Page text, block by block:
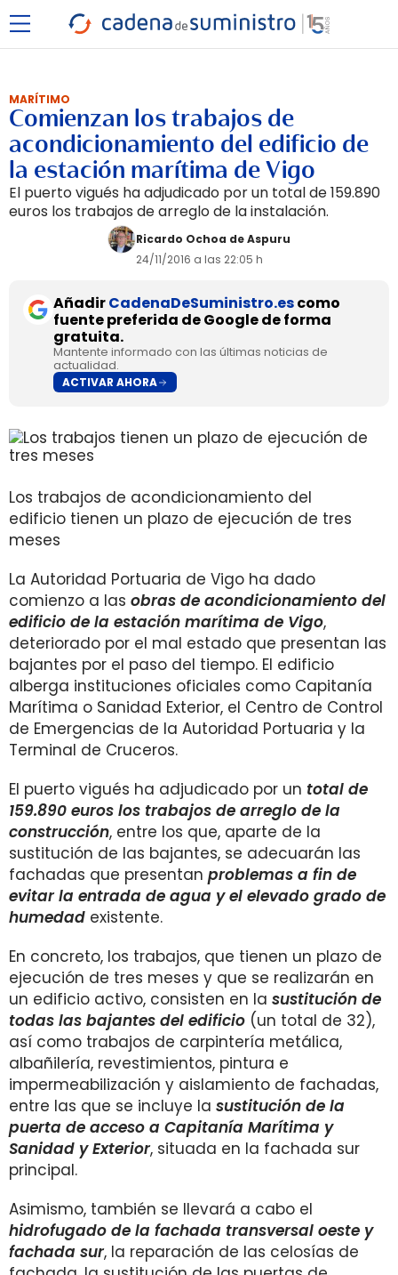
MARÍTIMO
Comienzan los trabajos de
acondicionamiento del edificio de
la estación marítima de Vigo
El puerto vigués ha adjudicado por un total de 159.890
euros los trabajos de arreglo de la instalación.
Ricardo Ochoa de Aspuru
24/11/2016 a las 22:05 h
AñadirCadenaDeSuministro.escomo
fuente preferida de Google de forma
gratuita.
Mantente informado con las últimas noticias de
actualidad.
ACTIVAR AHORA
Los trabajos de acondicionamiento del
edificio tienen un plazo de ejecución de tres
meses
La Autoridad Portuaria de Vigo ha dado
comienzo a las obras de acondicionamiento del
edificio de la estación marítima de Vigo,
deteriorado por el mal estado que presentan las
bajantes por el paso del tiempo. El edificio
alberga instituciones oficiales como Capitanía
Marítima o Sanidad Exterior, el Centro de Control
de Emergencias de la Autoridad Portuaria y la
Terminal de Cruceros.
El puerto vigués ha adjudicado por un total de
159.890 euros los trabajos de arreglo de la
construcción, entre los que, aparte de la
sustitución de las bajantes, se adecuarán las
fachadas que presentan problemas a fin de
evitar la entrada de agua y el elevado grado de
humedad existente.
En concreto, los trabajos, que tienen un plazo de
ejecución de tres meses y que se realizarán en
un edificio activo, consisten en la sustitución de
todas las bajantes del edificio (un total de 32),
así como trabajos de carpintería metálica,
albañilería, revestimientos, pintura e
impermeabilización y aislamiento de fachadas,
entre las que se incluye la sustitución de la
puerta de acceso a Capitanía Marítima y
Sanidad y Exterior, situada en la fachada sur
principal.
Asimismo, también se llevará a cabo el
hidrofugado de la fachada transversal oeste y
fachada sur, la reparación de las celosías de